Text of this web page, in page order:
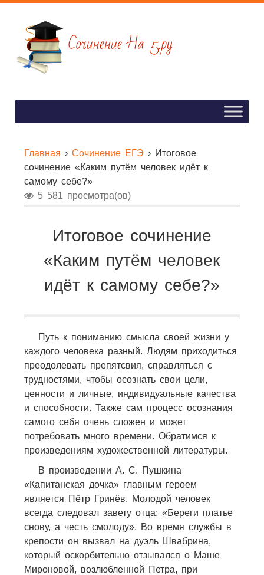
Главная › Сочинение ЕГЭ › Итоговое
сочинение «Каким путём человек идёт к
самому себе?»
5 581 просмотра(ов)
Итоговое сочинение
«Каким путём человек
идёт к самому себе?»
Путь к пониманию смысла своей жизни у
каждого человека разный. Людям приходиться
преодолевать препятсвия, справляться с
трудностями, чтобы осознать свои цели,
ценности и личные, индивидуальные качества
и способности. Также сам процесс осознания
самого себя очень сложен и может
потребовать много времени. Обратимся к
произведениям художественной литературы.
В произведении А. С. Пушкина
«Капитанская дочка» главным героем
является Пётр Гринёв. Молодой человек
всегда следовал завету отца: «Береги платье
снову, а честь смолоду». Во время службы в
крепости он вызвал на дуэль Швабрина,
который оскорбительно отзывался о Маше
Мироновой, возлюбленной Петра, при